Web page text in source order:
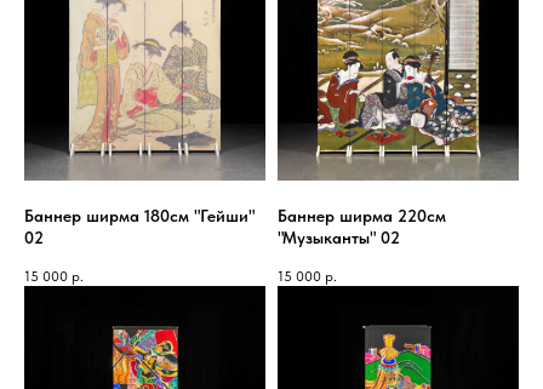
Баннер ширма 180см "Гейши"
02
15 000 р.
Баннер ширма 220см
"Музыканты" 02
15 000 р.